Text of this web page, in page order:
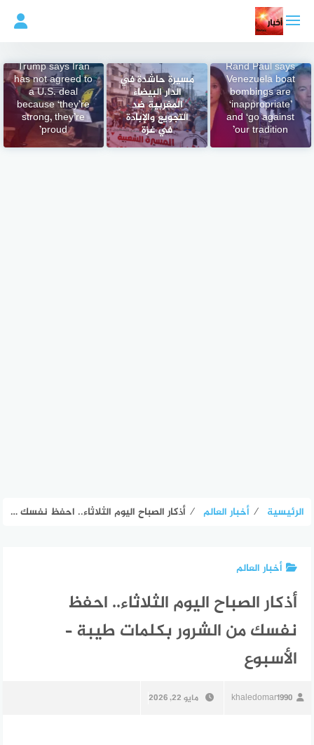
المحتوى
Rand Paul says
Venezuela boat
bombings are
‘inappropriate’
and ‘go against
our tradition’
مسيرة حاشدة في
الدار البيضاء
المغربية ضد
التجويع والإبادة
في غزة
Trump says Iran
has not agreed to
a U.S. deal
because ‘they’re
strong, they’re
proud’
الرئيسية ⁄ أخبار العالم ⁄ أذكار الصباح اليوم الثلاثاء.. احفظ نفسك من الشرور بكلمات طيبة – الأسبوع
أخبار العالم
أذكار الصباح اليوم الثلاثاء.. احفظ
نفسك من الشرور بكلمات طيبة –
الأسبوع
khaledomar1990 مايو 22, 2026